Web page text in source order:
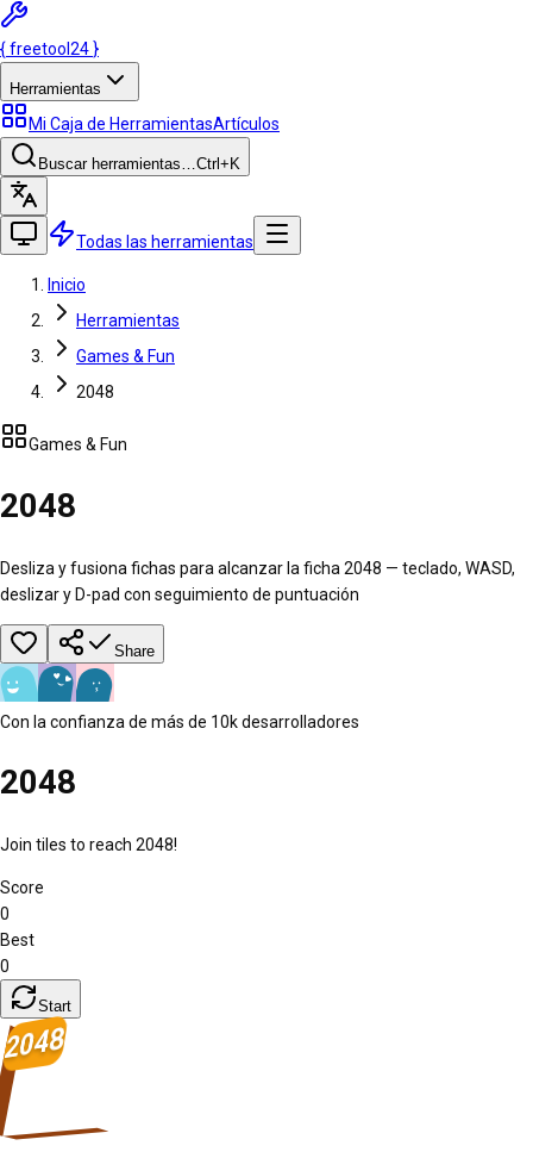
{freetool 24 }
Herramientas
Mi Caja de HerramientasArtículos
Buscar herramientas…Ctrl +K
Todas las herramientas
Inicio
Herramientas
Games & Fun
2048
Games & Fun
2048
Desliza y fusiona fichas para alcanzar la ficha 2048 — teclado, WASD,
deslizar y D-pad con seguimiento de puntuación
Share
Con la confianza de más de 10k desarrolladores
2048
Join tiles to reach 2048!
Score
0
Best
0
Start
2048